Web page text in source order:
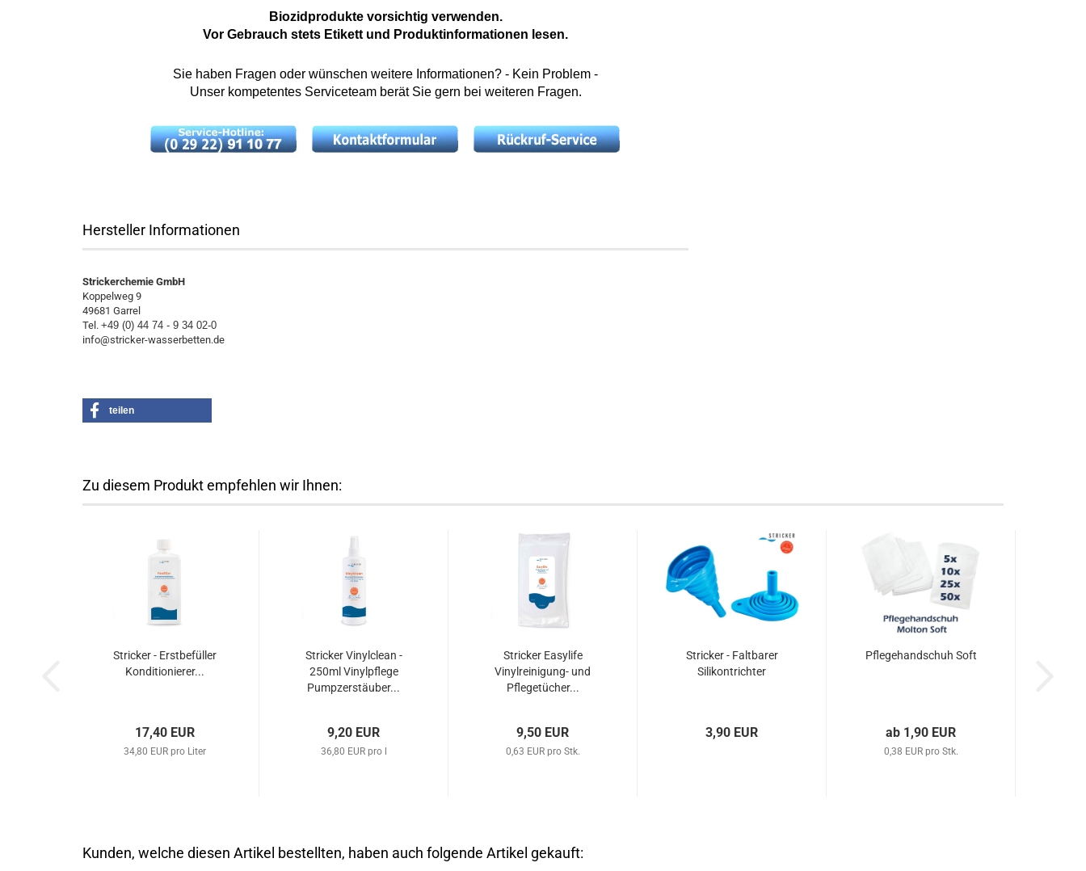
Biozidprodukte vorsichtig verwenden.
Vor Gebrauch stets Etikett und Produktinformationen lesen.
Sie haben Fragen oder wünschen weitere Informationen? - Kein Problem -
Unser kompetentes Serviceteam berät Sie gern bei weiteren Fragen.
Hersteller Informationen
Strickerchemie GmbH
Koppelweg 9
49681 Garrel
Tel. +49 (0) 44 74 - 9 34 02-0
info@stricker-wasserbetten.de
teilen
Zu diesem Produkt empfehlen wir Ihnen:
Stricker - Erstbefüller
Konditionierer...
17,40 EUR
34,80 EUR pro Liter
Stricker Vinylclean -
250ml Vinylpflege
Pumpzerstäuber...
9,20 EUR
36,80 EUR pro l
Stricker Easylife
Vinylreinigung- und
Pflegetücher...
9,50 EUR
0,63 EUR pro Stk.
Stricker - Faltbarer
Silikontrichter
3,90 EUR
Pflegehandschuh Soft
ab 1,90 EUR
0,38 EUR pro Stk.
Kunden, welche diesen Artikel bestellten, haben auch folgende Artikel gekauft: